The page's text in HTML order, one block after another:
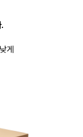
게